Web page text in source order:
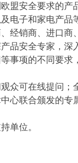
盟安全要求的
电子和家电产品
经销商、进口
品安全专家，
事项的不同要求
众可在线提问；
心联合颁发的专
单位。